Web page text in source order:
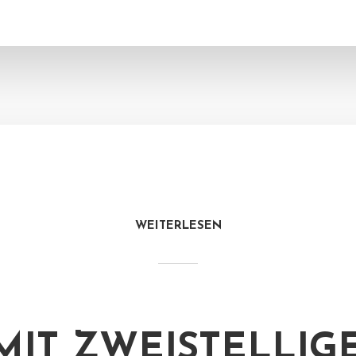
WEITERLESEN